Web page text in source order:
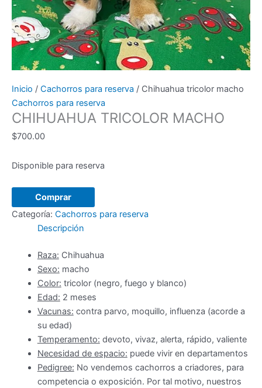
Inicio / Cachorros para reserva / Chihuahua tricolor macho
Cachorros para reserva
CHIHUAHUA TRICOLOR MACHO
$700.00
Disponible para reserva
Chihuahua
tricolor
macho
Comprar
Categoría: Cachorros para reserva
Descripción
Raza: Chihuahua
Sexo: macho
Color: tricolor (negro, fuego y blanco)
Edad: 2 meses
Vacunas: contra parvo, moquillo, influenza (acorde a
su edad)
Temperamento: devoto, vivaz, alerta, rápido, valiente
Necesidad de espacio: puede vivir en departamentos
Pedigree: No vendemos cachorros a criadores, para
competencia o exposición. Por tal motivo, nuestros